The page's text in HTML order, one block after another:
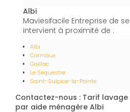
Albi
Maviesifacile Entreprise de
intervient à proximité de :
Albi
Carmaux
Gaillac
Le Sequestre
Saint-Sulpice-la-Pointe
Contactez-nous : Tarif
par aide ménagère Albi